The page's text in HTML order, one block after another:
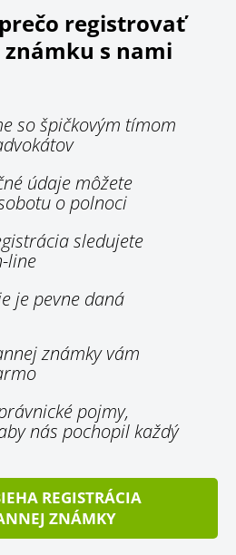
registrovať
s nami
so špičkovým tímom
údaje môžete
o polnoci
sledujete
line
je pevne daná
známky vám
pojmy,
nás pochopil každý
REGISTRÁCIA
ZNÁMKY